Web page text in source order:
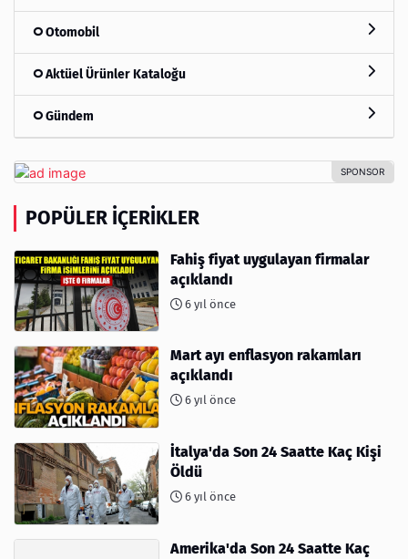
Otomobil
Aktüel Ürünler Kataloğu
Gündem
POPÜLER İÇERIKLER
Fahiş fiyat uygulayan firmalar
açıklandı
6 yıl önce
Mart ayı enflasyon rakamları
açıklandı
6 yıl önce
İtalya'da Son 24 Saatte Kaç Kişi
Öldü
6 yıl önce
Amerika'da Son 24 Saatte Kaç